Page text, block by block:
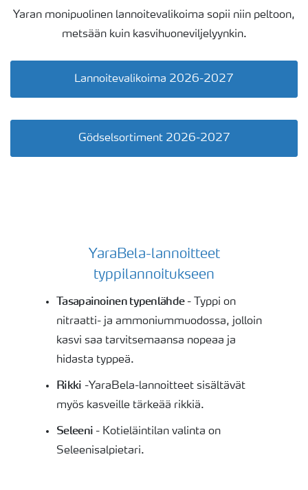
Yaran monipuolinen lannoitevalikoima sopii niin peltoon,
metsään kuin kasvihuoneviljelyynkin.
Lannoitevalikoima 2026-2027
Gödselsortiment 2026-2027
YaraBela-lannoitteet
typpilannoitukseen
Tasapainoinen typenlähde- Typpi on
nitraatti- ja ammoniummuodossa, jolloin
kasvi saa tarvitsemaansa nopeaa ja
hidasta typpeä.
Rikki -YaraBela-lannoitteet sisältävät
myös kasveille tärkeää rikkiä.
Seleeni - Kotieläintilan valinta on
Seleenisalpietari.